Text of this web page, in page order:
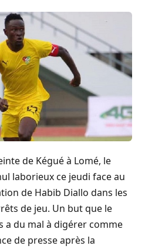
de Kégué à Lomé, le
laborieux ce jeudi face au
de Habib Diallo dans les
de jeu. Un but que le
a du mal à digérer comme
de presse après la